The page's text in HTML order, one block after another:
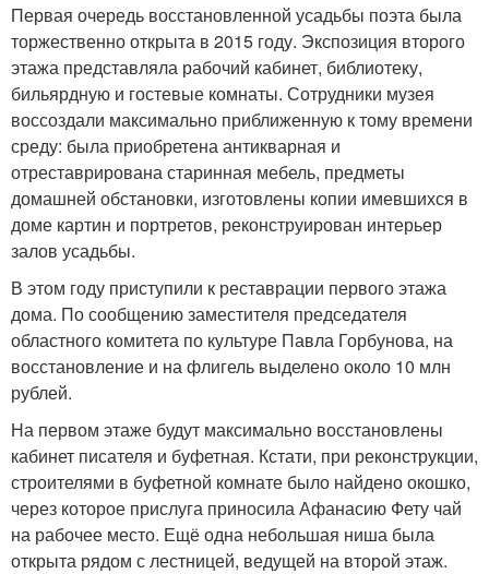
Первая очередь восстановленной усадьбы поэта была
торжественно открыта в 2015 году. Экспозиция второго
этажа представляла рабочий кабинет, библиотеку,
бильярдную и гостевые комнаты. Сотрудники музея
воссоздали максимально приближенную к тому времени
среду: была приобретена антикварная и
отреставрирована старинная мебель, предметы
домашней обстановки, изготовлены копии имевшихся в
доме картин и портретов, реконструирован интерьер
залов усадьбы.
В этом году приступили к реставрации первого этажа
дома. По сообщению заместителя председателя
областного комитета по культуре Павла Горбунова, на
восстановление и на флигель выделено около 10 млн
рублей.
На первом этаже будут максимально восстановлены
кабинет писателя и буфетная. Кстати, при реконструкции,
строителями в буфетной комнате было найдено окошко,
через которое прислуга приносила Афанасию Фету чай
на рабочее место. Ещё одна небольшая ниша была
открыта рядом с лестницей, ведущей на второй этаж.